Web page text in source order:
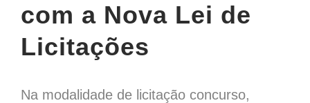
com a Nova Lei de
Licitações
Na modalidade de licitação concurso,